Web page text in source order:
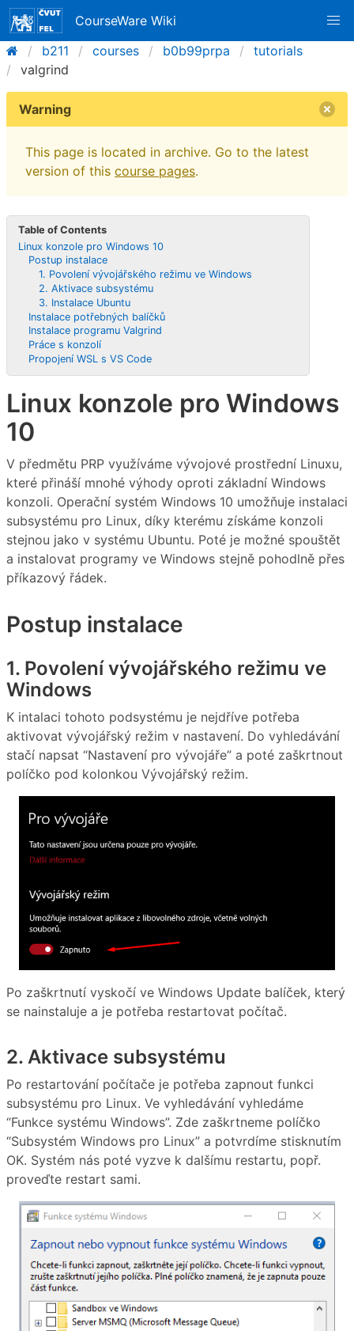
CourseWare Wiki
b211
courses b0b99prpa
tutorials
valgrind
Warning
This page is located in archive. Go to the latest
version of this course pages.
Table of Contents
Linux konzole pro Windows 10
Postup instalace
1. Povolení vývojářského režimu ve Windows
2. Aktivace subsystému
3. Instalace Ubuntu
Instalace potřebných balíčků
Instalace programu Valgrind
Práce s konzolí
Propojení WSL s VS Code
Linux konzole pro Windows
10
V předmětu PRP využíváme vývojové prostřední Linuxu,
které přináší mnohé výhody oproti základní Windows
konzoli. Operační systém Windows 10 umožňuje instalaci
subsystému pro Linux, díky kterému získáme konzoli
stejnou jako v systému Ubuntu. Poté je možné spouštět
a instalovat programy ve Windows stejně pohodlně přes
příkazový řádek.
Postup instalace
1. Povolení vývojářského režimu ve
Windows
K intalaci tohoto podsystému je nejdříve potřeba
aktivovat vývojářský režim v nastavení. Do vyhledávání
stačí napsat “Nastavení pro vývojáře” a poté zaškrtnout
políčko pod kolonkou Vývojářský režim.
Po zaškrtnutí vyskočí ve Windows Update balíček, který
se nainstaluje a je potřeba restartovat počítač.
2. Aktivace subsystému
Po restartování počítače je potřeba zapnout funkci
subsystému pro Linux. Ve vyhledávání vyhledáme
“Funkce systému Windows”. Zde zaškrtneme políčko
“Subsystém Windows pro Linux” a potvrdíme stisknutím
OK. Systém nás poté vyzve k dalšímu restartu, popř.
proveďte restart sami.